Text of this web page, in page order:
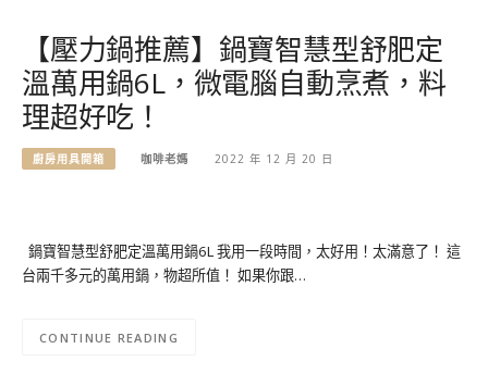
【壓力鍋推薦】鍋寶智慧型舒肥定
溫萬用鍋6L，微電腦自動烹煮，料
理超好吃！
廚房用具開箱 咖啡老媽 2022 年 12 月 20 日
鍋寶智慧型舒肥定溫萬用鍋6L 我用一段時間，太好用！太滿意了！ 這
台兩千多元的萬用鍋，物超所值！ 如果你跟…
CONTINUE READING